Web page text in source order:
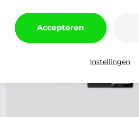
Accepteren
Instellingen